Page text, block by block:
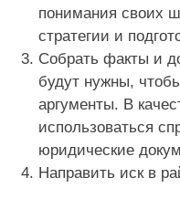
понимания своих
стратегии и
Собрать факты и
будут нужны,
аргументы. В
использоваться
юридические
Направить иск в